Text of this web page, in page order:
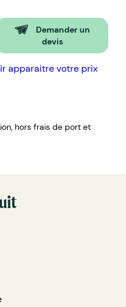
Demander un
devis
apparaitre votre prix
hors frais de port et